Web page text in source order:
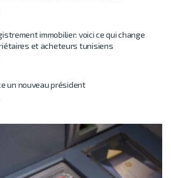
immobilier: voici ce qui change
et acheteurs tunisiens
un nouveau président